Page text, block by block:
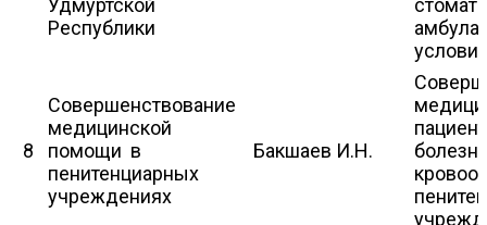
Удмуртской
Республики
8
Совершенствование
медицинской
помощи в
пенитенциарных
учреждениях
Бакшаев И.Н.